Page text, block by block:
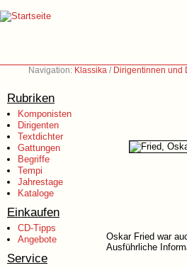
Navigation: Klassika / Dirigentinnen und
Rubriken
Komponisten
Dirigenten
Textdichter
Gattungen
Begriffe
Tempi
Jahrestage
Kataloge
Einkaufen
CD-Tipps
Angebote
Service
Oskar Fried war
Ausführliche